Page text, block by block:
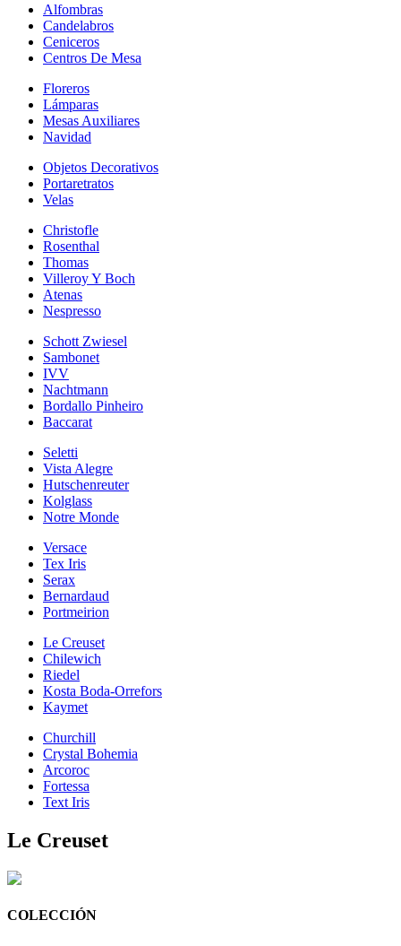
Alfombras
Candelabros
Ceniceros
Centros De Mesa
Floreros
Lámparas
Mesas Auxiliares
Navidad
Objetos Decorativos
Portaretratos
Velas
Christofle
Rosenthal
Thomas
Villeroy Y Boch
Atenas
Nespresso
Schott Zwiesel
Sambonet
IVV
Nachtmann
Bordallo Pinheiro
Baccarat
Seletti
Vista Alegre
Hutschenreuter
Kolglass
Notre Monde
Versace
Tex Iris
Serax
Bernardaud
Portmeirion
Le Creuset
Chilewich
Riedel
Kosta Boda-Orrefors
Kaymet
Churchill
Crystal Bohemia
Arcoroc
Fortessa
Text Iris
Le Creuset
COLECCIÓN